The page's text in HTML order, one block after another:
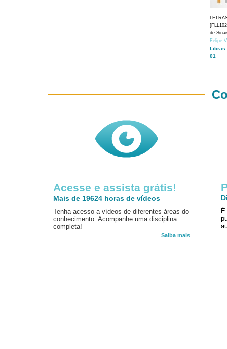
de
Felipe
Libras
01
Acesse e assista grátis!
Mais de 19624 horas de vídeos
Tenha acesso a vídeos de diferentes áreas do
conhecimento. Acompanhe uma disciplina
completa!
Saiba mais